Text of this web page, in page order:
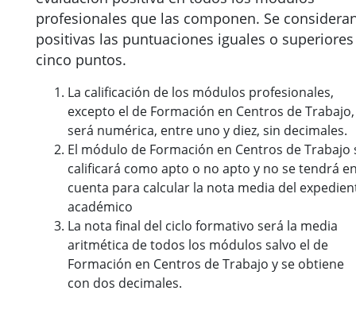
profesionales que las componen. Se
positivas las puntuaciones iguales o
cinco puntos.
La calificación de los módulos profesionales,
excepto el de Formación en Centros de Trabajo,
será numérica, entre uno y diez, sin decimales.
El módulo de Formación en Centros de Trabajo
calificará como apto o no apto y no se tendrá
cuenta para calcular la nota media del
académico
La nota final del ciclo formativo será la media
aritmética de todos los módulos salvo el de
Formación en Centros de Trabajo y se obtiene
con dos decimales.